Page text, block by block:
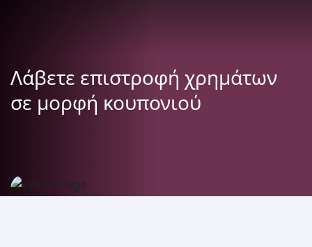
Λάβετε επιστροφή χρημάτων
σε μορφή κουπονιού